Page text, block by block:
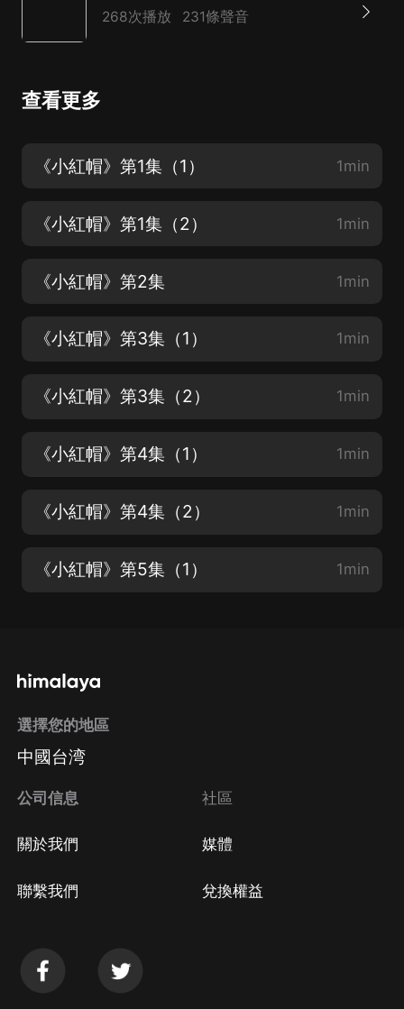
268次播放 231條聲音
查看更多
《小紅帽》第1集（1） 1min
《小紅帽》第1集（2） 1min
《小紅帽》第2集 1min
《小紅帽》第3集（1） 1min
《小紅帽》第3集（2） 1min
《小紅帽》第4集（1） 1min
《小紅帽》第4集（2） 1min
《小紅帽》第5集（1） 1min
選擇您的地區
中國台湾
公司信息
關於我們
聯繫我們
社區
媒體
兌換權益